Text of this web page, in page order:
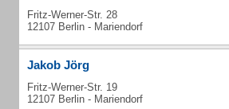
Fritz-Werner-Str. 28
12107 Berlin - Mariendorf
Jakob Jörg
Fritz-Werner-Str. 19
12107 Berlin - Mariendorf